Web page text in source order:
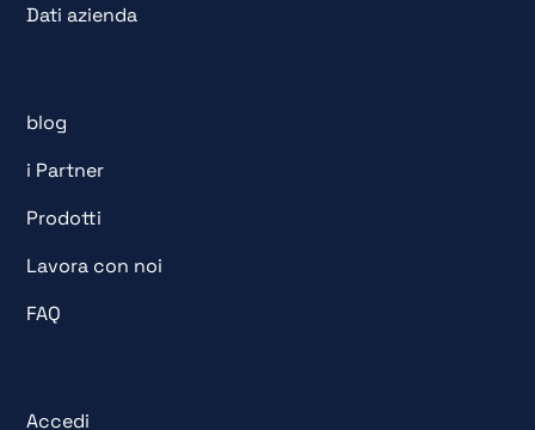
Dati azienda
blog
i Partner
Prodotti
Lavora con noi
FAQ
Accedi